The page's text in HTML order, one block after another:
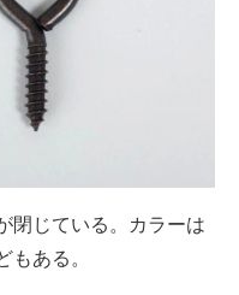
閉じている。カラーは
ある。